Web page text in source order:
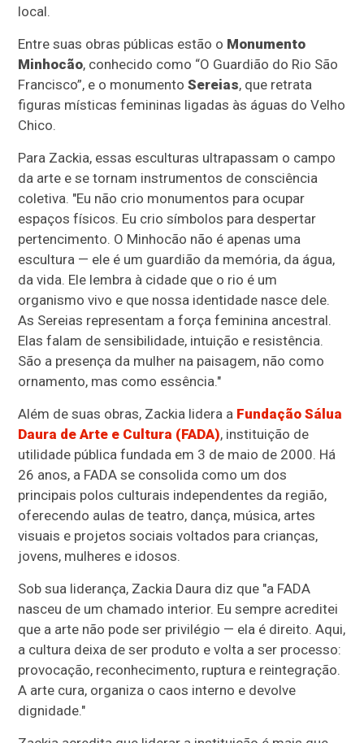
local.
Entre suas obras públicas estão o Monumento
Minhocão, conhecido como “O Guardião do Rio São
Francisco”, e o monumento Sereias, que retrata
figuras místicas femininas ligadas às águas do Velho
Chico.
Para Zackia, essas esculturas ultrapassam o campo
da arte e se tornam instrumentos de consciência
coletiva. "Eu não crio monumentos para ocupar
espaços físicos. Eu crio símbolos para despertar
pertencimento. O Minhocão não é apenas uma
escultura — ele é um guardião da memória, da água,
da vida. Ele lembra à cidade que o rio é um
organismo vivo e que nossa identidade nasce dele.
As Sereias representam a força feminina ancestral.
Elas falam de sensibilidade, intuição e resistência.
São a presença da mulher na paisagem, não como
ornamento, mas como essência."
Além de suas obras, Zackia lidera a Fundação Sálua
Daura de Arte e Cultura (FADA), instituição de
utilidade pública fundada em 3 de maio de 2000. Há
26 anos, a FADA se consolida como um dos
principais polos culturais independentes da região,
oferecendo aulas de teatro, dança, música, artes
visuais e projetos sociais voltados para crianças,
jovens, mulheres e idosos.
Sob sua liderança, Zackia Daura diz que "a FADA
nasceu de um chamado interior. Eu sempre acreditei
que a arte não pode ser privilégio — ela é direito. Aqui,
a cultura deixa de ser produto e volta a ser processo:
provocação, reconhecimento, ruptura e reintegração.
A arte cura, organiza o caos interno e devolve
dignidade."